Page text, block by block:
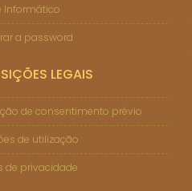
Informático
a password
LEGAIS
de consentimento prévio
de utilização
de privacidade